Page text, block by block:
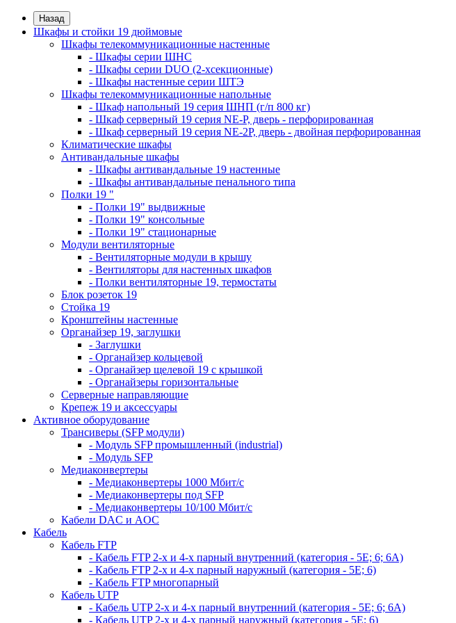
Назад
Шкафы и стойки 19 дюймовые
Шкафы телекоммуникационные настенные
- Шкафы серии ШНС
- Шкафы серии DUO (2-хсекционные)
- Шкафы настенные серии ШТЭ
Шкафы телекоммуникационные напольные
- Шкаф напольный 19 серия ШНП (г/п 800 кг)
- Шкаф серверный 19 серия NE-P, дверь - перфорированная
- Шкаф серверный 19 серия NE-2P, дверь - двойная перфорированная
Климатические шкафы
Антивандальные шкафы
- Шкафы антивандальные 19 настенные
- Шкафы антивандальные пенального типа
Полки 19 "
- Полки 19" выдвижные
- Полки 19" консольные
- Полки 19" стационарные
Модули вентиляторные
- Вентиляторные модули в крышу
- Вентиляторы для настенных шкафов
- Полки вентиляторные 19, термостаты
Блок розеток 19
Стойка 19
Кронштейны настенные
Органайзер 19, заглушки
- Заглушки
- Органайзер кольцевой
- Органайзер щелевой 19 с крышкой
- Органайзеры горизонтальные
Серверные направляющие
Крепеж 19 и аксессуары
Активное оборудование
Трансиверы (SFP модули)
- Модуль SFP промышленный (industrial)
- Модуль SFP
Медиаконвертеры
- Медиаконвертеры 1000 Мбит/с
- Медиаконвертеры под SFP
- Медиаконвертеры 10/100 Мбит/с
Кабели DAC и AOC
Кабель
Кабель FTP
- Кабель FTP 2-х и 4-х парный внутренний (категория - 5Е; 6; 6А)
- Кабель FTP 2-х и 4-х парный наружный (категория - 5Е; 6)
- Кабель FTP многопарный
Кабель UTP
- Кабель UTP 2-х и 4-х парный внутренний (категория - 5Е; 6; 6А)
- Кабель UTP 2-х и 4-х парный наружный (категория - 5Е; 6)